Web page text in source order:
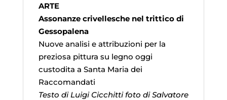
ARTE
Assonanze crivellesche nel trittico di
Gessopalena
Nuove analisi e attribuzioni per la
preziosa pittura su legno oggi
custodita a Santa Maria dei
Raccomandati
Testo di Luigi Cicchitti foto di Salvatore